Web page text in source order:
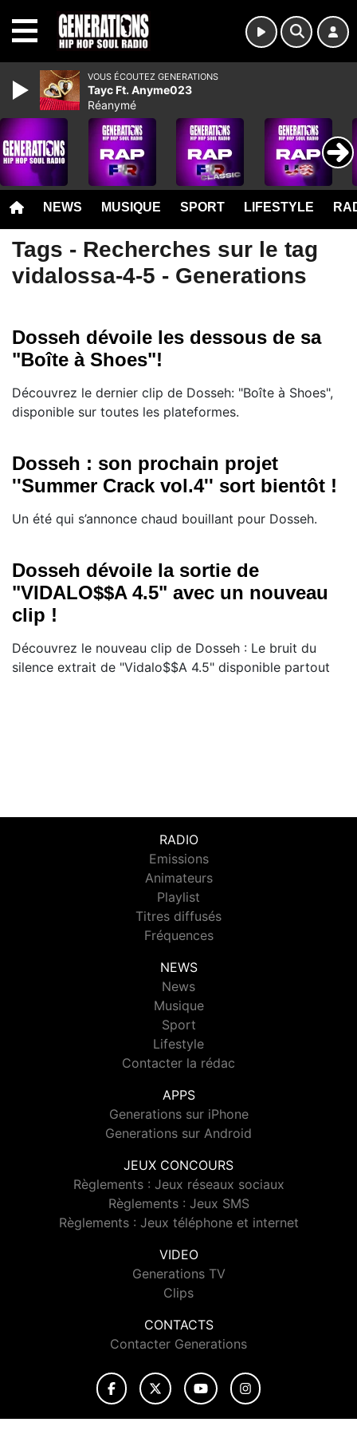
NEWS MUSIQUE SPORT LIFESTYLE
Tags - Recherches sur le tag
vidalossa-4-5 - Generations
Dosseh dévoile les dessous de sa
"Boîte à Shoes"!
Découvrez le dernier clip de Dosseh: "Boîte à Shoes",
disponible sur toutes les plateformes.
Dosseh : son prochain projet
''Summer Crack vol.4'' sort bientôt !
Un été qui s’annonce chaud bouillant pour Dosseh.
Dosseh dévoile la sortie de
"VIDALO$$A 4.5" avec un nouveau
clip !
Découvrez le nouveau clip de Dosseh : Le bruit du
silence extrait de "Vidalo$$A 4.5" disponible partout
RADIO
Emissions
Animateurs
Playlist
Titres diffusés
Fréquences
NEWS
News
Musique
Sport
Lifestyle
Contacter la rédac
APPS
Generations sur iPhone
Generations sur Android
JEUX CONCOURS
Règlements : Jeux réseaux sociaux
Règlements : Jeux SMS
Règlements : Jeux téléphone et internet
VIDEO
Generations TV
Clips
CONTACTS
Contacter Generations
VOUS ÉCOUTEZ GENERATIONS
Tayc Ft. Anyme023
Réanymé